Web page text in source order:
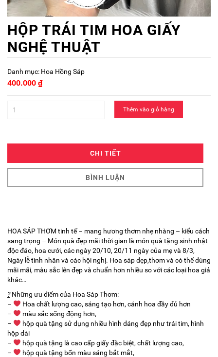
HỘP TRÁI TIM HOA GIẤY
NGHỆ THUẬT
Danh mục: Hoa Hồng Sáp
400.000 ₫
Thêm vào giỏ hàng
CHI TIẾT
BÌNH LUẬN
HOA SÁP THƠM tinh tế – mang hương thơm nhẹ nhàng – kiểu cách
sang trọng – Món quà đẹp mãi thời gian là món quà tặng sinh nhật
độc đáo, hoa cưới, các ngày 20/10, 20/11 ngày của mẹ và 8/3,
Ngày lễ tình nhân và các hội nghị. Hoa sáp đẹp,thơm và có thể dùng
mãi mãi, màu sắc lên đẹp và chuẩn hơn nhiều so với các loại hoa giả
khác…
?Những ưu điểm của Hoa Sáp Thơm:
–
Hoa chất lượng cao, sáng tạo hơn, cánh hoa đầy đủ hơn
–
màu sắc sống động hơn,
–
hộp quà tặng sử dụng nhiều hình dáng đẹp như trái tim, hình
hộp dài
–
hộp quà tặng là cao cấp giấy đặc biệt, chất lượng cao,
–
hộp quà tặng bốn màu sáng bắt mắt,